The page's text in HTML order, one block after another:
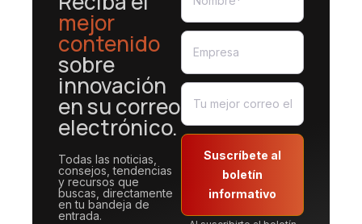
mejor
contenido
sobre
innovación
en su correo
electrónico.
Todas las noticias,
consejos, tendencias
y recursos que
buscas, directamente
en tu bandeja de
entrada.
Suscríbete al
boletín
informativo